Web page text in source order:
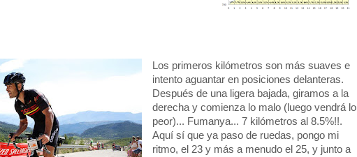
Los primeros kilómetros son más suaves e
intento aguantar en posiciones delanteras.
Después de una ligera bajada, giramos a la
derecha y comienza lo malo (luego vendrá lo
peor)... Fumanya... 7 kilómetros al 8.5%!!.
Aquí sí que ya paso de ruedas, pongo mi
ritmo, el 23 y más a menudo el 25, y junto a